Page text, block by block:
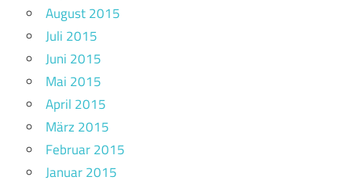
August 2015
Juli 2015
Juni 2015
Mai 2015
April 2015
März 2015
Februar 2015
Januar 2015